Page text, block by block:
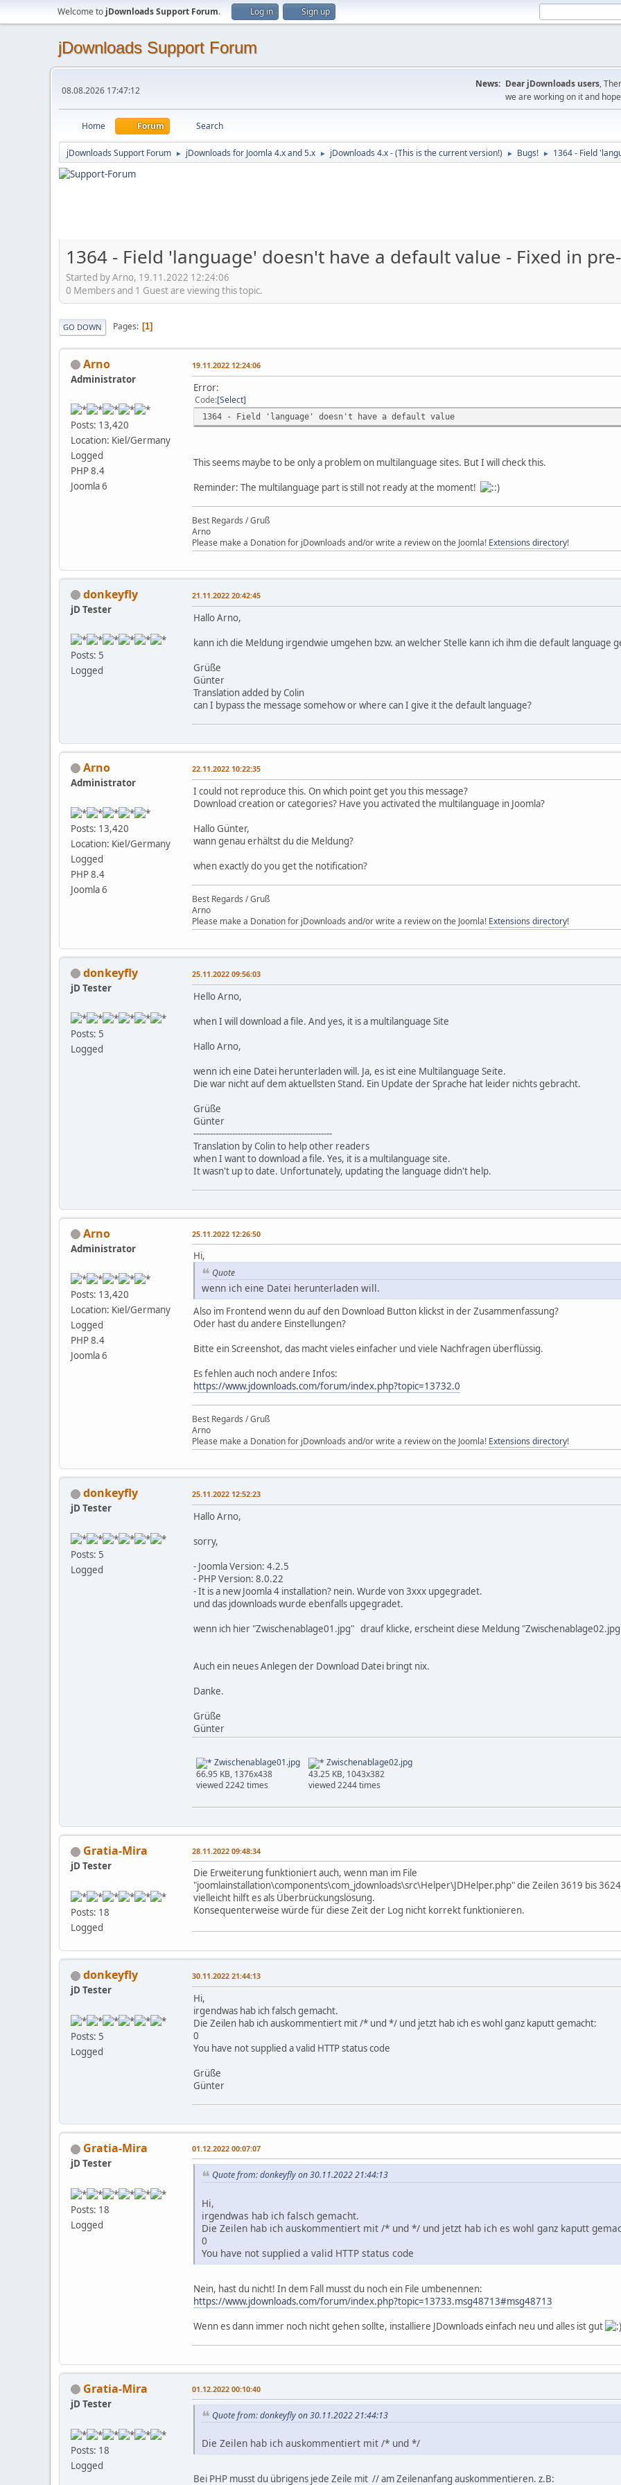
Welcome to jDownloads Support Forum. Log in Sign up
jDownloads Support Forum
08.08.2026 17:47:12
News: Dear jDownloads users,
we are working on it and
Home Forum Search
jDownloads Support Forum ► jDownloads for Joomla 4.x and 5.x ► jDownloads 4.x - (This is the current version!) ► Bugs! ► 1364 - Field
1364 - Field 'language' doesn't have a default value - Fixed in
Started by Arno, 19.11.2022 12:24:06
0 Members and 1 Guest are viewing this topic.
GO DOWN Pages 1
Arno
Administrator
Posts: 13,420
Location: Kiel/Germany
Logged
PHP 8.4
Joomla 6
19.11.2022 12:24:06
Error:
Code Select
1364 - Field 'language' doesn't have a default value
This seems maybe to be only a problem on multilanguage sites. But I will check this.
Reminder: The multilanguage part is still not ready at the moment!
Best Regards / Gruß
Arno
Please make a Donation for jDownloads and/or write a review on the Joomla! Extensions directory!
donkeyfly
jD Tester
Posts: 5
Logged
21.11.2022 20:42:45
Hallo Arno,
kann ich die Meldung irgendwie umgehen bzw. an welcher Stelle kann ich ihm die default language
Grüße
Günter
Translation added by Colin
can I bypass the message somehow or where can I give it the default language?
Arno
Administrator
Posts: 13,420
Location: Kiel/Germany
Logged
PHP 8.4
Joomla 6
22.11.2022 10:22:35
I could not reproduce this. On which point get you this message?
Download creation or categories? Have you activated the multilanguage in Joomla?
Hallo Günter,
wann genau erhältst du die Meldung?
when exactly do you get the notification?
Best Regards / Gruß
Arno
Please make a Donation for jDownloads and/or write a review on the Joomla! Extensions directory!
donkeyfly
jD Tester
Posts: 5
Logged
25.11.2022 09:56:03
Hello Arno,
when I will download a file. And yes, it is a multilanguage Site
Hallo Arno,
wenn ich eine Datei herunterladen will. Ja, es ist eine Multilanguage Seite.
Die war nicht auf dem aktuellsten Stand. Ein Update der Sprache hat leider nichts gebracht.
Grüße
Günter
--------------------------------------------------
Translation by Colin to help other readers
when I want to download a file. Yes, it is a multilanguage site.
It wasn't up to date. Unfortunately, updating the language didn't help.
Arno
Administrator
Posts: 13,420
Location: Kiel/Germany
Logged
PHP 8.4
Joomla 6
25.11.2022 12:26:50
Hi,
Quote
wenn ich eine Datei herunterladen will.
Also im Frontend wenn du auf den Download Button klickst in der Zusammenfassung?
Oder hast du andere Einstellungen?
Bitte ein Screenshot, das macht vieles einfacher und viele Nachfragen überflüssig.
Es fehlen auch noch andere Infos:
https://www.jdownloads.com/forum/index.php?topic=13732.0
Best Regards / Gruß
Arno
Please make a Donation for jDownloads and/or write a review on the Joomla! Extensions directory!
donkeyfly
jD Tester
Posts: 5
Logged
25.11.2022 12:52:23
Hallo Arno,
sorry,
- Joomla Version: 4.2.5
- PHP Version: 8.0.22
- It is a new Joomla 4 installation? nein. Wurde von 3xxx upgegradet.
und das jdownloads wurde ebenfalls upgegradet.
wenn ich hier "Zwischenablage01.jpg" drauf klicke, erscheint diese Meldung
Auch ein neues Anlegen der Download Datei bringt nix.
Danke.
Grüße
Günter
Zwischenablage01.jpg
66.95 KB, 1376x438
viewed 2242 times
Zwischenablage02.jpg
43.25 KB, 1043x382
viewed 2244 times
Gratia-Mira
jD Tester
Posts: 18
Logged
28.11.2022 09:48:34
Die Erweiterung funktioniert auch, wenn man im File
"joomlainstallation\components\com_jdownloads\src\Helper\JDHelper.php" die Zeilen 3619 bis
vielleicht hilft es als Überbrückungslösung.
Konsequenterweise würde für diese Zeit der Log nicht korrekt funktionieren.
donkeyfly
jD Tester
Posts: 5
Logged
30.11.2022 21:44:13
Hi,
irgendwas hab ich falsch gemacht.
Die Zeilen hab ich auskommentiert mit /* und */ und jetzt hab ich es wohl ganz kaputt gemacht:
0
You have not supplied a valid HTTP status code
Grüße
Günter
Gratia-Mira
jD Tester
Posts: 18
Logged
01.12.2022 00:07:07
Quote from: donkeyfly on 30.11.2022 21:44:13
Hi,
irgendwas hab ich falsch gemacht.
Die Zeilen hab ich auskommentiert mit /* und */ und jetzt hab ich es wohl ganz kaputt
0
You have not supplied a valid HTTP status code
Nein, hast du nicht! In dem Fall musst du noch ein File umbenennen:
https://www.jdownloads.com/forum/index.php?topic=13733.msg48713#msg48713
Wenn es dann immer noch nicht gehen sollte, installiere JDownloads einfach neu und alles ist gut
Gratia-Mira
jD Tester
Posts: 18
Logged
01.12.2022 00:10:40
Quote from: donkeyfly on 30.11.2022 21:44:13
Die Zeilen hab ich auskommentiert mit /* und */
Bei PHP musst du übrigens jede Zeile mit // am Zeilenanfang auskommentieren. z.B: